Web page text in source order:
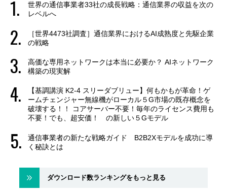
世界の通信事業者33社の成長戦略：通信業界の収益を次の
レベルへ
［世界4473社調査］通信業界におけるAI成熟度と先駆企業
の戦略
高価な専用ネットワークは本当に必要か？ AIネットワーク
構築の現実解
【基調講演 K2-4 スリーダブリュー】何もかもが革命！ゲ
ームチェンジャー無線機がローカル５G市場の既存概念を
破壊する！！ コアサーバー不要！毎年のライセンス費用も
不要！でも、超安価！ の新しい５Gモデル
通信事業者の新たな戦略ガイド B2B2Xモデルを成功に導
く秘訣とは
ダウンロード数ランキングをもっと見る